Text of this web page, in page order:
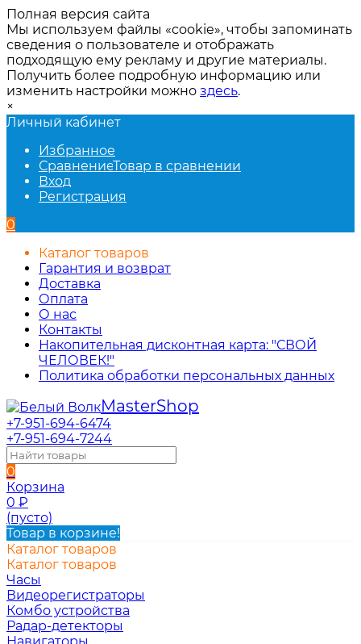
Полная версия сайта
Мы используем файлы «cookie», чтобы запоминать
сведения о пользователе и отображать
подходящую ему рекламу и другие материалы.
Получить более подробную информацию или
изменить настройки можно здесь.
×
Личный кабинет
Избранное
СравнениеТовар в сравнении
Вход
Регистрация
0
Каталог товаров
Гарантия и возврат
Доставка
Оплата
О нас
Контакты
Накопительная дисконтная карта: "СВОЙ
ЧЕЛОВЕК!"
Политика обработки персональных данных
MasterShop
+7-951-694-6474
+7-951-694-7244
0
Корзина
0 ₽
(пусто)
Товар в корзине!
Каталог товаров
Каталог товаров
Часы
Видеорегистраторы
Комбо устройства
Радар-детекторы